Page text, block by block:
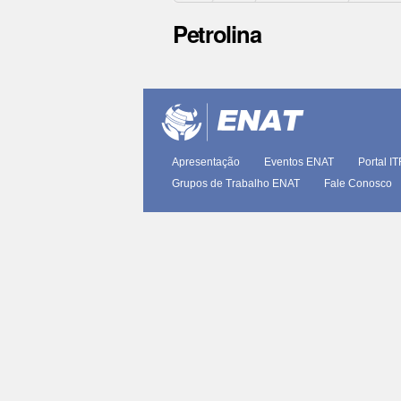
Petrolina
documento
Apresentação Eventos ENAT Portal
Grupos de Trabalho ENAT
Fale Conosco